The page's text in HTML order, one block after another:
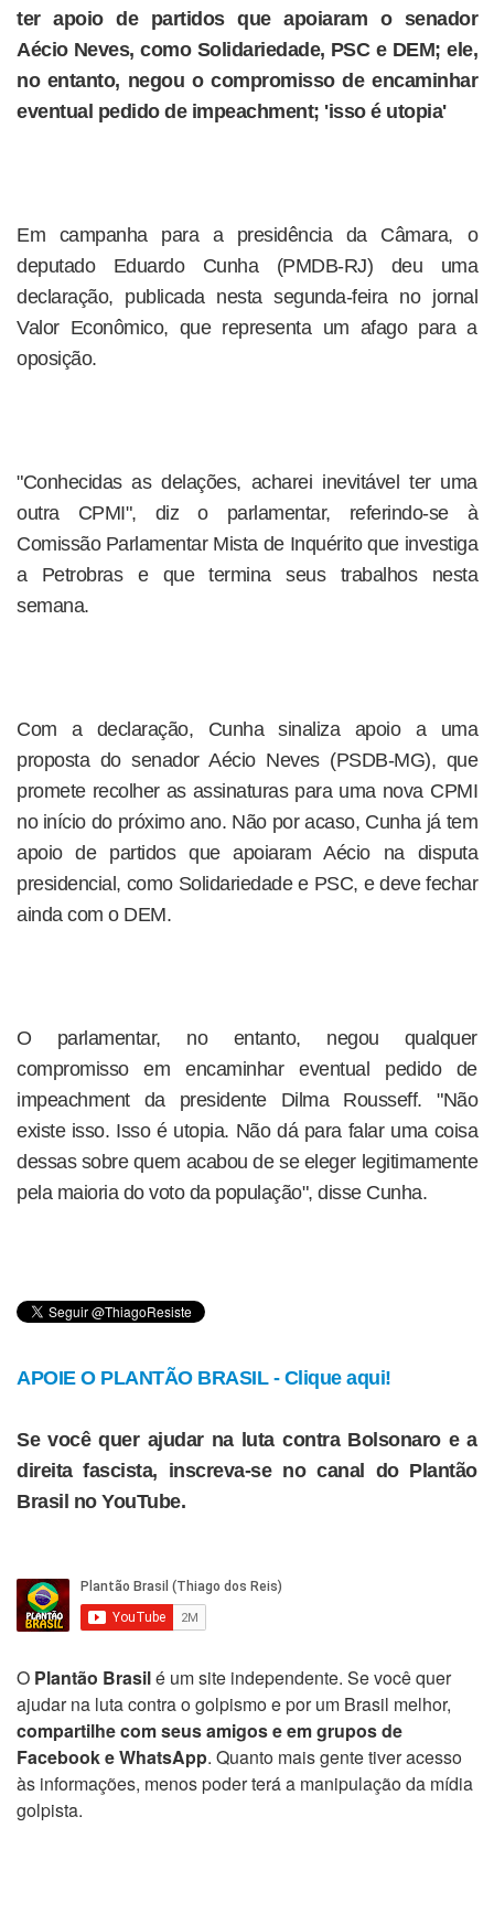
ter apoio de partidos que apoiaram o senador
Aécio Neves, como Solidariedade, PSC e DEM; ele,
no entanto, negou o compromisso de encaminhar
eventual pedido de impeachment; 'isso é utopia'
Em campanha para a presidência da Câmara, o
deputado Eduardo Cunha (PMDB-RJ) deu uma
declaração, publicada nesta segunda-feira no jornal
Valor Econômico, que representa um afago para a
oposição.
"Conhecidas as delações, acharei inevitável ter uma
outra CPMI", diz o parlamentar, referindo-se à
Comissão Parlamentar Mista de Inquérito que investiga
a Petrobras e que termina seus trabalhos nesta
semana.
Com a declaração, Cunha sinaliza apoio a uma
proposta do senador Aécio Neves (PSDB-MG), que
promete recolher as assinaturas para uma nova CPMI
no início do próximo ano. Não por acaso, Cunha já tem
apoio de partidos que apoiaram Aécio na disputa
presidencial, como Solidariedade e PSC, e deve fechar
ainda com o DEM.
O parlamentar, no entanto, negou qualquer
compromisso em encaminhar eventual pedido de
impeachment da presidente Dilma Rousseff. "Não
existe isso. Isso é utopia. Não dá para falar uma coisa
dessas sobre quem acabou de se eleger legitimamente
pela maioria do voto da população", disse Cunha.
APOIE O PLANTÃO BRASIL - Clique aqui!
Se você quer ajudar na luta contra Bolsonaro e a
direita fascista, inscreva-se no canal do Plantão
Brasil no YouTube.
O Plantão Brasilé um site independente. Se você quer
ajudar na luta contra o golpismo e por um Brasil melhor,
compartilhe com seus amigos e em grupos de
Facebook e WhatsApp. Quanto mais gente tiver acesso
às informações, menos poder terá a manipulação da mídia
golpista.